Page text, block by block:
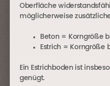
Oberfläche
möglicherweise
Beton = Korngröße
Estrich = Korngröße
Ein Estrichboden ist
genügt.